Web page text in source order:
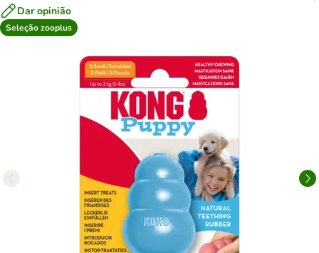
Dar opinião
Seleção zooplus